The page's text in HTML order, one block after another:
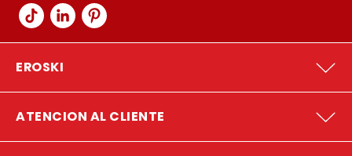
EROSKI
ATENCION AL CLIENTE